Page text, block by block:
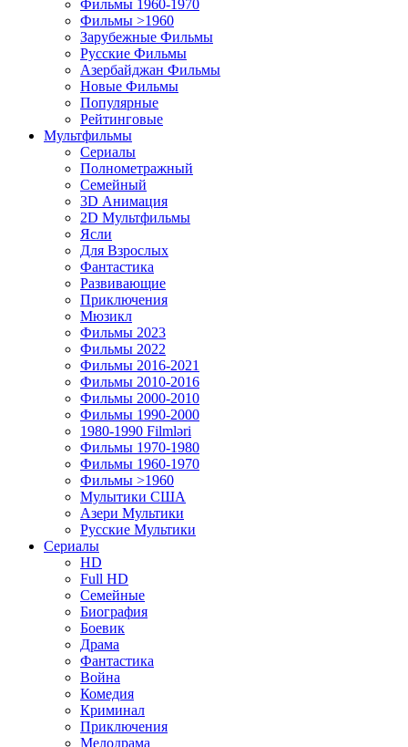
Фильмы 1960-1970
Фильмы >1960
Зарубежные Фильмы
Русские Фильмы
Азербайджан Фильмы
Новые Фильмы
Популярные
Рейтинговые
Мультфильмы
Сериалы
Полнометражный
Семейный
3D Анимация
2D Мультфильмы
Ясли
Для Взрослых
Фантастика
Развивающие
Приключения
Мюзикл
Фильмы 2023
Фильмы 2022
Фильмы 2016-2021
Фильмы 2010-2016
Фильмы 2000-2010
Фильмы 1990-2000
1980-1990 Filmləri
Фильмы 1970-1980
Фильмы 1960-1970
Фильмы >1960
Мулытики США
Азери Мультики
Русские Мультики
Сериалы
HD
Full HD
Семейные
Биография
Боевик
Драма
Фантастика
Война
Комедия
Криминал
Приключения
Мелодрама